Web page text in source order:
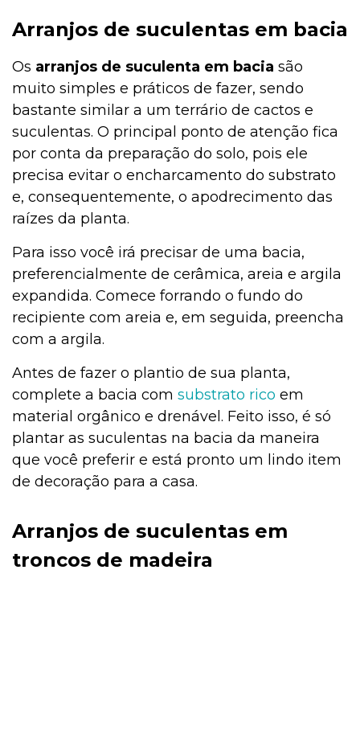
Arranjos de suculentas em bacia
Os arranjos de suculenta em bacia são
muito simples e práticos de fazer, sendo
bastante similar a um terrário de cactos e
suculentas. O principal ponto de atenção fica
por conta da preparação do solo, pois ele
precisa evitar o encharcamento do substrato
e, consequentemente, o apodrecimento das
raízes da planta.
Para isso você irá precisar de uma bacia,
preferencialmente de cerâmica, areia e argila
expandida. Comece forrando o fundo do
recipiente com areia e, em seguida, preencha
com a argila.
Antes de fazer o plantio de sua planta,
complete a bacia com substrato rico em
material orgânico e drenável. Feito isso, é só
plantar as suculentas na bacia da maneira
que você preferir e está pronto um lindo item
de decoração para a casa.
Arranjos de suculentas em
troncos de madeira